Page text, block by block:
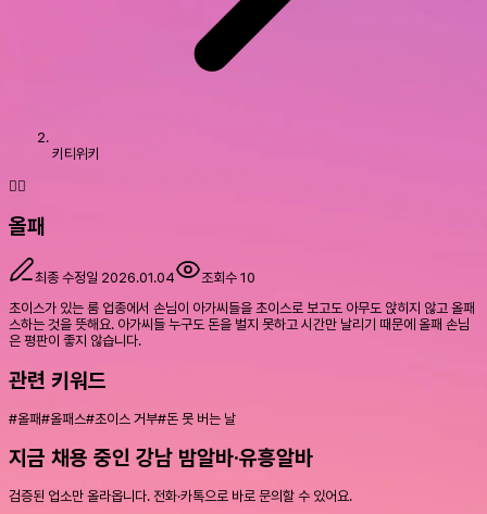
키티위키
🚶‍♀️
올패
최종 수정일 2026.01.04 조회수 10
초이스가 있는 룸 업종에서 손님이 아가씨들을 초이스로 보고도 아무도 앉히지 않고 올패
스하는 것을 뜻해요. 아가씨들 누구도 돈을 벌지 못하고 시간만 날리기 때문에 올패 손님
은 평판이 좋지 않습니다.
관련 키워드
#올패#올패스#초이스 거부#돈 못 버는 날
지금 채용 중인 강남 밤알바·유흥알바
검증된 업소만 올라옵니다. 전화·카톡으로 바로 문의할 수 있어요.